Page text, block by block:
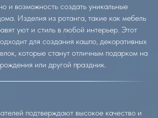
и возможность создать уникальные
Изделия из ротанга, такие как мебель
уют и стиль в любой интерьер. Этот
для создания кашпо, декоративных
которые станут отличным подарком на
или другой праздник.
подтверждают высокое качество и